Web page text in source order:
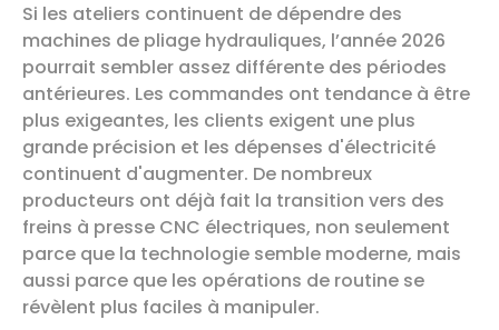
Si les ateliers continuent de dépendre des
machines de pliage hydrauliques, l’année 2026
pourrait sembler assez différente des périodes
antérieures. Les commandes ont tendance à être
plus exigeantes, les clients exigent une plus
grande précision et les dépenses d'électricité
continuent d'augmenter. De nombreux
producteurs ont déjà fait la transition vers des
freins à presse CNC électriques, non seulement
parce que la technologie semble moderne, mais
aussi parce que les opérations de routine se
révèlent plus faciles à manipuler.